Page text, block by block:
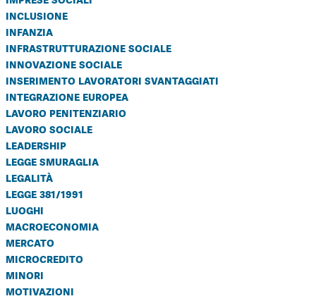
inclusione
infanzia
infrastrutturazione sociale
innovazione sociale
inserimento lavoratori svantaggiati
integrazione europea
lavoro penitenziario
lavoro sociale
leadership
legge smuraglia
legalità
legge 381/1991
luoghi
macroeconomia
mercato
microcredito
minori
motivazioni